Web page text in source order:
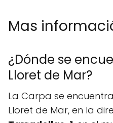
Mas
¿Dónde se
Lloret de Mar?
La Carpa se
Lloret de Mar, en la